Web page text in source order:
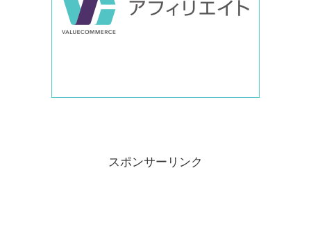
スポンサーリンク